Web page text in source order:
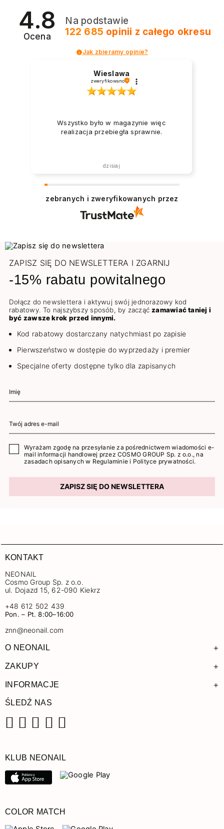
2026? Znajdź inspirację dla swojego manicure!
4.8
Ocena
Na podstawie
122 685 opinii z całego okresu
Jak zbieramy opinie?
Wieslawa
zweryfikowano
Wszystko było w magazynie więc
realizacja przebiegła sprawnie.
dzisiaj
zebranych i zweryfikowanych przez
ZAPISZ SIĘ DO NEWSLETTERA I ZGARNIJ
-15% rabatu powitalnego
Dołącz do newslettera i aktywuj swój jednorazowy kod
rabatowy. To najszybszy sposób, by zacząćzamawiać taniej i
być zawsze krok przed innymi.
Kod rabatowy dostarczany natychmiast po zapisie
Pierwszeństwo w dostępie do wyprzedaży i premier
Specjalne oferty dostępne tylko dla zapisanych
Wyrażam zgodę na przesyłanie za pośrednictwem wiadomości e-
mail informacji handlowej przez COSMO GROUP Sp. z o.o., na
zasadach opisanych w Regulaminie i Polityce prywatności.
ZAPISZ SIĘ DO NEWSLETTERA
KONTAKT
NEONAIL
Cosmo Group Sp. z o.o.
ul. Dojazd 15, 62-090 Kiekrz
+48 612 502 439
Pon. – Pt. 8:00–16:00
znn@neonail.com
O NEONAIL +
ZAKUPY +
INFORMACJE +
ŚLEDŹ NAS
KLUB NEONAIL
COLOR MATCH